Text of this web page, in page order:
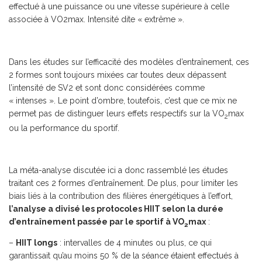
effectué à une puissance ou une vitesse supérieure à celle
associée à VO2max. Intensité dite « extrême ».
Dans les études sur l’efficacité des modèles d’entraînement, ces
2 formes sont toujours mixées car toutes deux dépassent
l’intensité de SV2 et sont donc considérées comme
« intenses ». Le point d’ombre, toutefois, c’est que ce mix ne
permet pas de distinguer leurs effets respectifs sur la VO2max
ou la performance du sportif.
La méta-analyse discutée ici a donc rassemblé les études
traitant ces 2 formes d’entraînement. De plus, pour limiter les
biais liés à la contribution des filières énergétiques à l’effort,
l’analyse a divisé les protocoles HIIT selon la durée
d’entraînement passée par le sportif à VO2max :
– HIIT longs : intervalles de 4 minutes ou plus, ce qui
garantissait qu’au moins 50 % de la séance étaient effectués à